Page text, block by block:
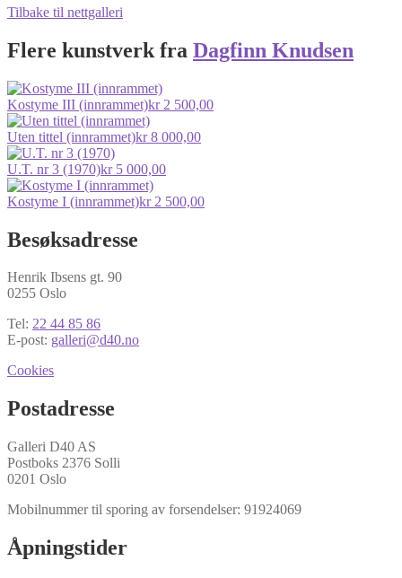
Tilbake til nettgalleri
Flere kunstverk fra Dagfinn Knudsen
Kostyme III (innrammet)kr2 500,00
Uten tittel (innrammet)kr8 000,00
U.T. nr 3 (1970)kr5 000,00
Kostyme I (innrammet)kr2 500,00
Besøksadresse
Henrik Ibsens gt. 90
0255 Oslo
Tel: 22 44 85 86
E-post: galleri@d40.no
Cookies
Postadresse
Galleri D40 AS
Postboks 2376 Solli
0201 Oslo
Mobilnummer til sporing av forsendelser: 91924069
Åpningstider